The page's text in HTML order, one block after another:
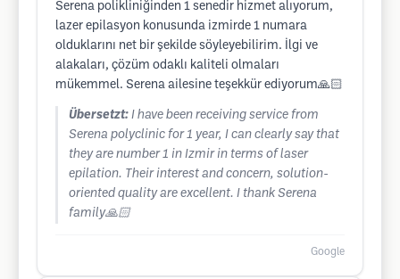
Serena polikliniğinden 1 senedir hizmet alıyorum,
lazer epilasyon konusunda izmirde 1 numara
olduklarını net bir şekilde söyleyebilirim. İlgi ve
alakaları, çözüm odaklı kaliteli olmaları
mükemmel. Serena ailesine teşekkür ediyorum🙏🏻
Übersetzt: I have been receiving service from
Serena polyclinic for 1 year, I can clearly say that
they are number 1 in Izmir in terms of laser
epilation. Their interest and concern, solution-
oriented quality are excellent. I thank Serena
family🙏🏻
Google